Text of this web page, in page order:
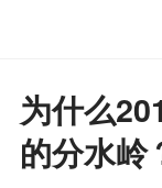
为什么
的分水岭